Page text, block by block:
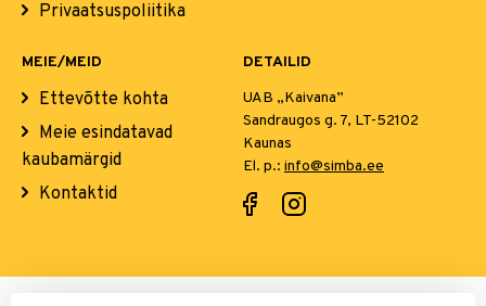
Privaatsuspoliitika
MEIE/MEID
Ettevõtte kohta
Meie esindatavad
kaubamärgid
Kontaktid
DETAILID
UAB „Kaivana”
Sandraugos g. 7, LT-52102
Kaunas
El. p.: info@simba.ee